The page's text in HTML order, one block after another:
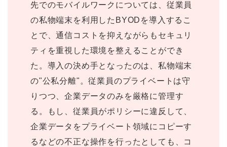
先でのモバイルワークについては、従業員
の私物端末を利用したBYODを導入するこ
とで、通信コストを抑えながらもセキュリ
ティを重視した環境を整えることができ
た。導入の決め手となったのは、私物端末
の"公私分離"。従業員のプライベートは守
りつつ、企業データのみを厳格に管理す
る。もし、従業員がポリシーに違反して、
企業データをプライベート領域にコピーす
るなどの不正な操作を行ったとしても、コ